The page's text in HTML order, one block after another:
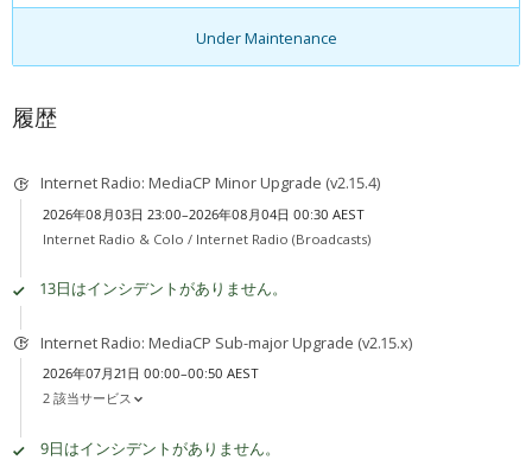
Under Maintenance
履歴
Internet Radio: MediaCP Minor Upgrade (v2.15.4)
2026年08月03日 23:00–2026年08月04日 00:30 AEST
Internet Radio & Colo / Internet Radio (Broadcasts)
13日はインシデントがありません。
Internet Radio: MediaCP Sub-major Upgrade (v2.15.x)
2026年07月21日 00:00–00:50 AEST
2 該当サービス
9日はインシデントがありません。